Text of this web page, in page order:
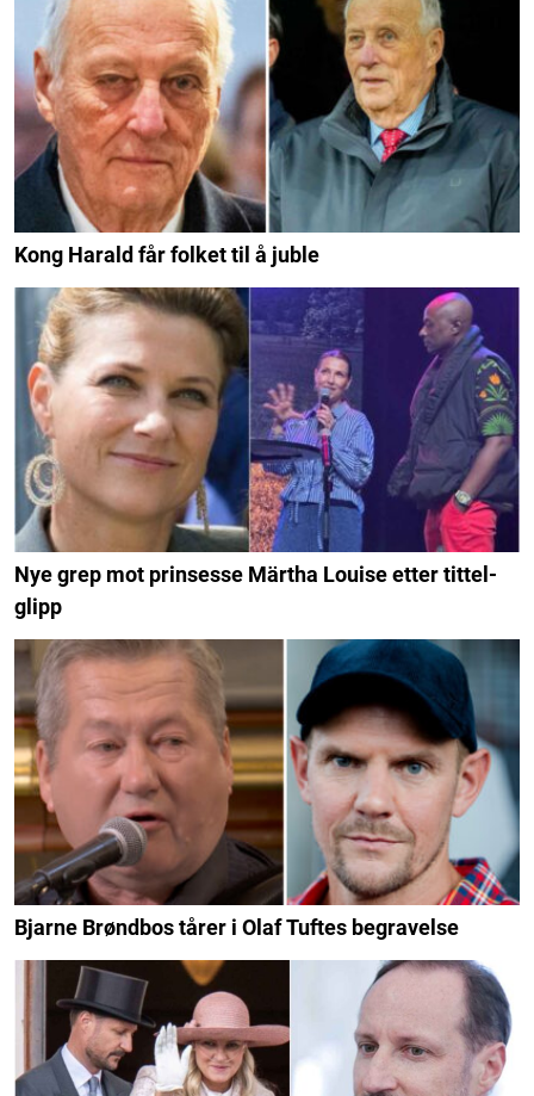
Kong Harald får folket til å juble
Nye grep mot prinsesse Märtha Louise etter tittel-
glipp
Bjarne Brøndbos tårer i Olaf Tuftes begravelse